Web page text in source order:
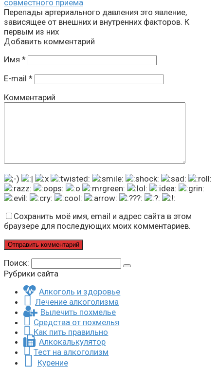
совместного приема
Перепады артериального давления это явление,
зависящее от внешних и внутренних факторов. К
первым из них
Добавить комментарий
Имя *
E-mail *
Комментарий
Сохранить моё имя, email и адрес сайта в этом
браузере для последующих моих комментариев.
Поиск:
Рубрики сайта
Алкоголь и здоровье
Лечение алкоголизма
Вылечить похмелье
Средства от похмелья
Как пить правильно
Алкокалькулятор
Тест на алкоголизм
Курение